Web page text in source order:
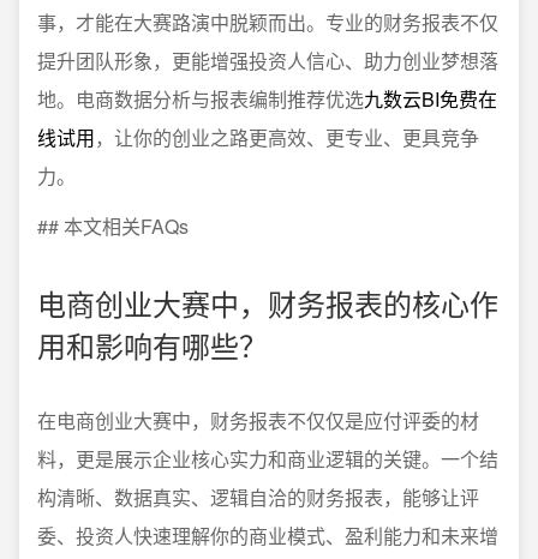
事，才能在大赛路演中脱颖而出。专业的财务报表不仅
提升团队形象，更能增强投资人信心、助力创业梦想落
地。电商数据分析与报表编制推荐优选九数云BI免费在
线试用，让你的创业之路更高效、更专业、更具竞争
力。
## 本文相关FAQs
电商创业大赛中，财务报表的核心作
用和影响有哪些？
在电商创业大赛中，财务报表不仅仅是应付评委的材
料，更是展示企业核心实力和商业逻辑的关键。一个结
构清晰、数据真实、逻辑自洽的财务报表，能够让评
委、投资人快速理解你的商业模式、盈利能力和未来增